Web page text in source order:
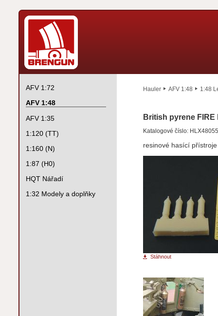
Hauler AFV 1:48 1:48
British pyrene FIRE
Katalogové číslo: HLX48055
resinové hasící
Stáhnout
AFV 1:72
AFV 1:48
AFV 1:35
1:120 (TT)
1:160 (N)
1:87 (H0)
HQT Nářadí
1:32 Modely a doplňky